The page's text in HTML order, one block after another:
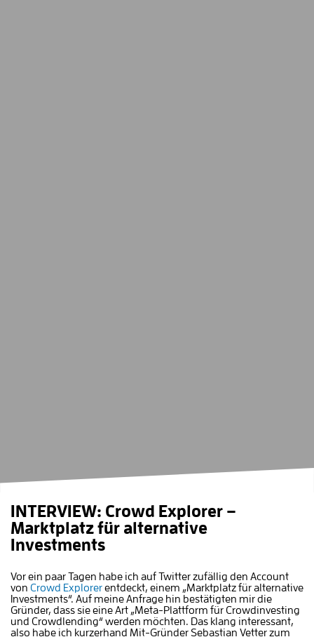
INTERVIEW: Crowd Explorer –
Marktplatz für alternative
Investments
Vor ein paar Tagen habe ich auf Twitter zufällig den Account
von Crowd Explorerentdeckt, einem „Marktplatz für alternative
Investments“. Auf meine Anfrage hin bestätigten mir die
Gründer, dass sie eine Art „Meta-Plattform für Crowdinvesting
und Crowdlending“ werden möchten. Das klang interessant,
also habe ich kurzerhand Mit-Gründer Sebastian Vetter zum